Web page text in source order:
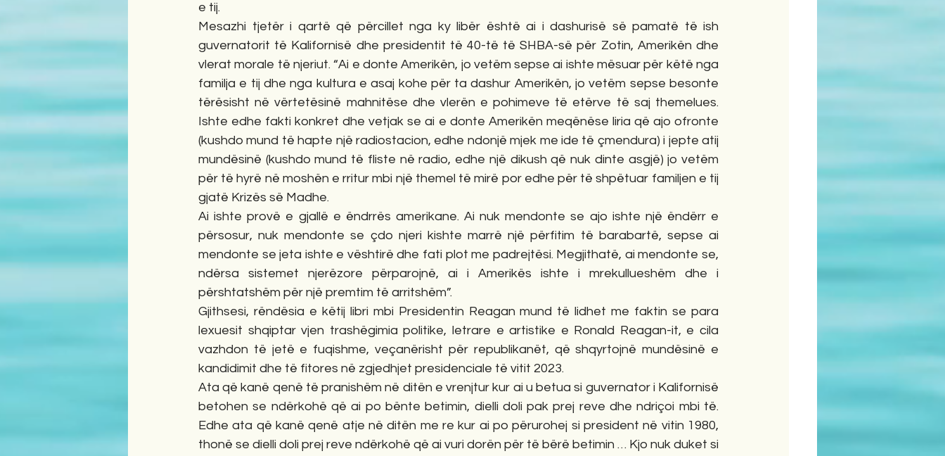
e tij.
Mesazhi tjetër i qartë që përcillet nga ky libër është ai i dashurisë së pamatë të ish
guvernatorit të Kalifornisë dhe presidentit të 40-të të SHBA-së për Zotin, Amerikën dhe
vlerat morale të njeriut. “Ai e donte Amerikën, jo vetëm sepse ai ishte mësuar për këtë nga
familja e tij dhe nga kultura e asaj kohe për ta dashur Amerikën, jo vetëm sepse besonte
tërësisht në vërtetësinë mahnitëse dhe vlerën e pohimeve të etërve të saj themelues.
Ishte edhe fakti konkret dhe vetjak se ai e donte Amerikën meqënëse liria që ajo ofronte
(kushdo mund të hapte një radiostacion, edhe ndonjë mjek me ide të çmendura) i jepte atij
mundësinë (kushdo mund të fliste në radio, edhe një dikush që nuk dinte asgjë) jo vetëm
për të hyrë në moshën e rritur mbi një themel të mirë por edhe për të shpëtuar familjen e tij
gjatë Krizës së Madhe.
Ai ishte provë e gjallë e ëndrrës amerikane. Ai nuk mendonte se ajo ishte një ëndërr e
përsosur, nuk mendonte se çdo njeri kishte marrë një përfitim të barabartë, sepse ai
mendonte se jeta ishte e vështirë dhe fati plot me padrejtësi. Megjithatë, ai mendonte se,
ndërsa sistemet njerëzore përparojnë, ai i Amerikës ishte i mrekullueshëm dhe i
përshtatshëm për një premtim të arritshëm”.
Gjithsesi, rëndësia e këtij libri mbi Presidentin Reagan mund të lidhet me faktin se para
lexuesit shqiptar vjen trashëgimia politike, letrare e artistike e Ronald Reagan-it, e cila
vazhdon të jetë e fuqishme, veçanërisht për republikanët, që shqyrtojnë mundësinë e
kandidimit dhe të fitores në zgjedhjet presidenciale të vitit 2023.
Ata që kanë qenë të pranishëm në ditën e vrenjtur kur ai u betua si guvernator i Kalifornisë
betohen se ndërkohë që ai po bënte betimin, dielli doli pak prej reve dhe ndriçoi mbi të.
Edhe ata që kanë qenë atje në ditën me re kur ai po përurohej si president në vitin 1980,
thonë se dielli doli prej reve ndërkohë që ai vuri dorën për të bërë betimin … Kjo nuk duket si